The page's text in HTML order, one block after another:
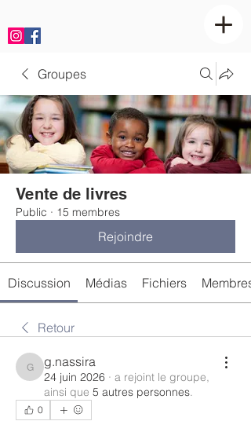
Groupes
Vente de livres
Public · 15 membres
Rejoindre
Discussion Médias Fichiers Membres
Retour
g.nassira
g.nassira
24 juin 2026 · a rejoint le groupe,
ainsi que 5 autres personnes.
0